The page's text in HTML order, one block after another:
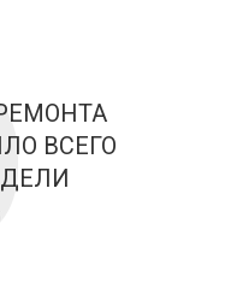
ВСЕГО